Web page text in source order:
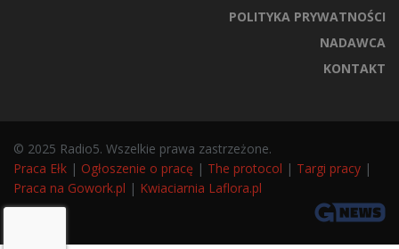
POLITYKA PRYWATNOŚCI
NADAWCA
KONTAKT
© 2025 Radio5. Wszelkie prawa zastrzeżone.
Praca Ełk | Ogłoszenie o pracę | The protocol | Targi pracy |
Praca na Gowork.pl | Kwiaciarnia Laflora.pl